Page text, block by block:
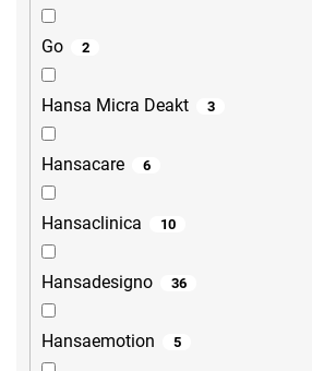
Go 2
Hansa Micra Deakt 3
Hansacare 6
Hansaclinica 10
Hansadesigno 36
Hansaemotion 5